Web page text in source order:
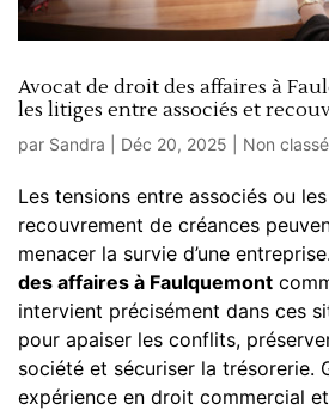
Avocat de droit des affaires à
les litiges entre associés et
par Sandra Déc 20, 2025 Non classé
Les tensions entre associés ou
recouvrement de créances
menacer la survie d’une
des affaires à Faulquemont
intervient précisément dans ces
pour apaiser les conflits,
société et sécuriser la trésorerie.
expérience en droit commercial